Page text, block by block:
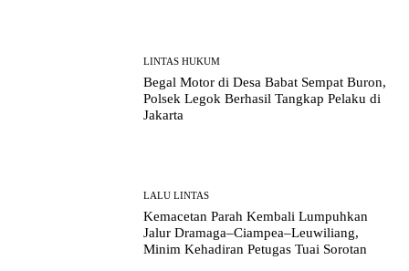
LINTAS HUKUM
Begal Motor di Desa Babat Sempat Buron,
Polsek Legok Berhasil Tangkap Pelaku di
Jakarta
LALU LINTAS
Kemacetan Parah Kembali Lumpuhkan
Jalur Dramaga–Ciampea–Leuwiliang,
Minim Kehadiran Petugas Tuai Sorotan